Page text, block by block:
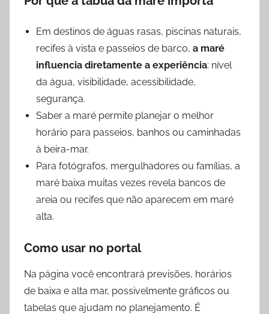
Em destinos de águas rasas, piscinas naturais,
recifes à vista e passeios de barco, a maré
influencia diretamente a experiência: nível
da água, visibilidade, acessibilidade,
segurança.
Saber a maré permite planejar o melhor
horário para passeios, banhos ou caminhadas
à beira-mar.
Para fotógrafos, mergulhadores ou famílias, a
maré baixa muitas vezes revela bancos de
areia ou recifes que não aparecem em maré
alta.
Como usar no portal
Na página você encontrará previsões, horários
de baixa e alta mar, possivelmente gráficos ou
tabelas que ajudam no planejamento. É